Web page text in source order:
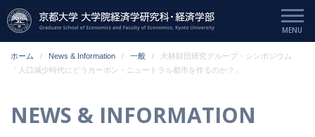
ホーム News & Information 一般
大林財団研究グループ・シンポジウム
「人口減少時代にどうカーボン・ニュートラル都市を作るのか？」
NEWS & INFORMATION